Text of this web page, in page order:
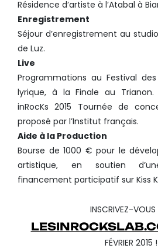
Résidence d’artiste à l’Atabal à
Enregistrement
Séjour d’enregistrement au
de Luz.
Live
Programmations au Festival
lyrique, à la Finale au Trianon.
inRocKs 2015 Tournée de
proposé par l’Institut français.
Aide à la Production
Bourse de 1000 € pour le
artistique, en soutien
financement participatif sur Kiss
INSCRIVEZ-VOUS
FÉVRIER 2015 !